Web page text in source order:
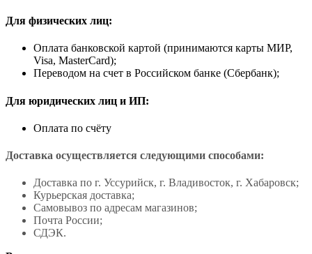
Для физических лиц:
Оплата банковской картой (принимаются карты МИР,
Visa, MasterCard);
Переводом на счет в Российском банке (Сбербанк);
Для юридических лиц и ИП:
Оплата по счёту
Доставка осуществляется следующими способами:
Доставка по г. Уссурийск, г. Владивосток, г. Хабаровск;
Курьерская доставка;
Самовывоз по адресам магазинов;
Почта России;
СДЭК.